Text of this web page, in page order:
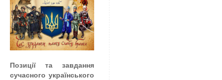
Позиції та завдання
сучасного українського